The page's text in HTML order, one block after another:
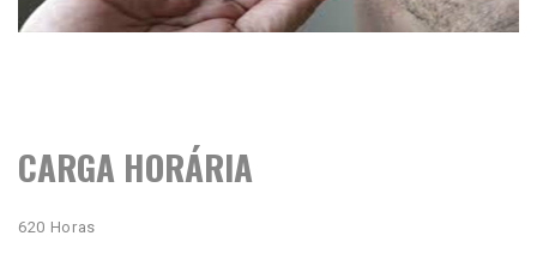
CARGA HORÁRIA
620 Horas